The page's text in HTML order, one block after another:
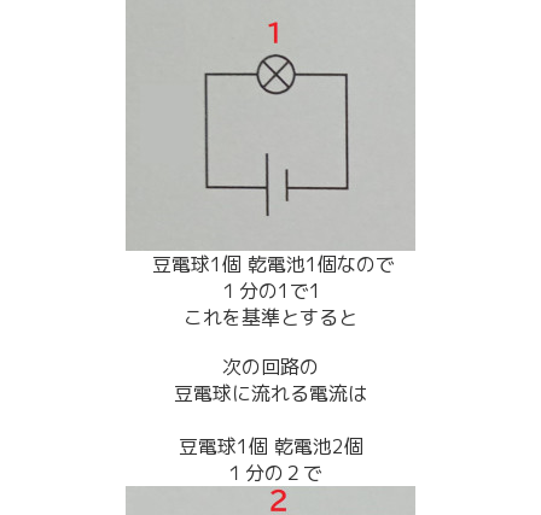
豆電球1個 乾電池1個なので
１分の1で1
これを基準とすると
次の回路の
豆電球に流れる電流は
豆電球1個 乾電池2個
１分の２で